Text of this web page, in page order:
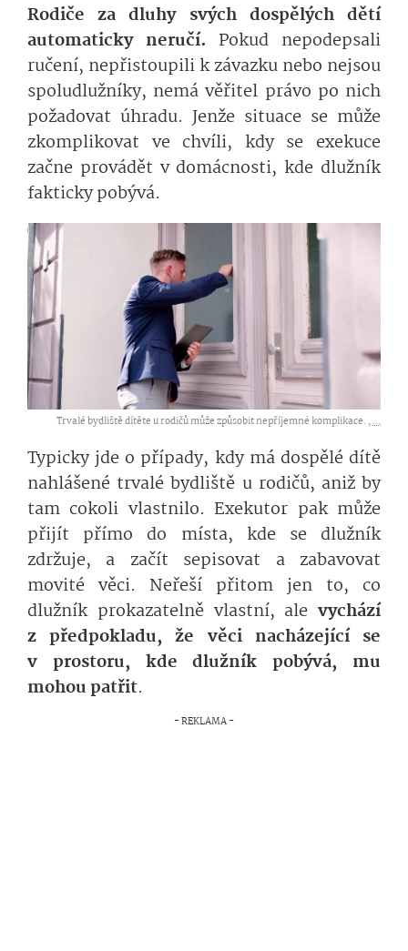
Rodiče za dluhy svých dospělých dětí
automaticky neručí. Pokud nepodepsali
ručení, nepřistoupili k závazku nebo nejsou
spoludlužníky, nemá věřitel právo po nich
požadovat úhradu. Jenže situace se může
zkomplikovat ve chvíli, kdy se exekuce
začne provádět v domácnosti, kde dlužník
fakticky pobývá.
Trvalé bydliště dítěte u rodičů může způsobit nepříjemné komplikace. ,...
Typicky jde o případy, kdy má dospělé dítě
nahlášené trvalé bydliště u rodičů, aniž by
tam cokoli vlastnilo. Exekutor pak může
přijít přímo do místa, kde se dlužník
zdržuje, a začít sepisovat a zabavovat
movité věci. Neřeší přitom jen to, co
dlužník prokazatelně vlastní, ale vychází
z předpokladu, že věci nacházející se
v prostoru, kde dlužník pobývá, mu
mohou patřit.